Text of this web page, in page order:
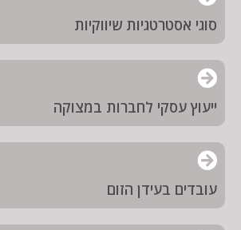
סוגי אסטרטגיות שיווקיות
ייעוץ עסקי לחברות במצוקה
עובדים בעידן הזום